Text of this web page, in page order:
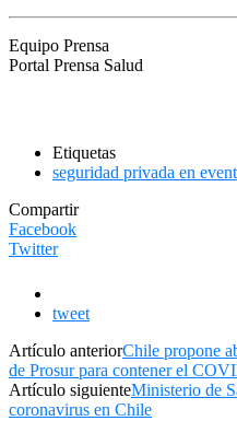
Equipo Prensa
Portal Prensa Salud
Etiquetas
seguridad privada en
Compartir
Facebook
Twitter
tweet
Artículo anteriorChile propone
de Prosur para contener el
Artículo siguienteMinisterio de
coronavirus en Chile